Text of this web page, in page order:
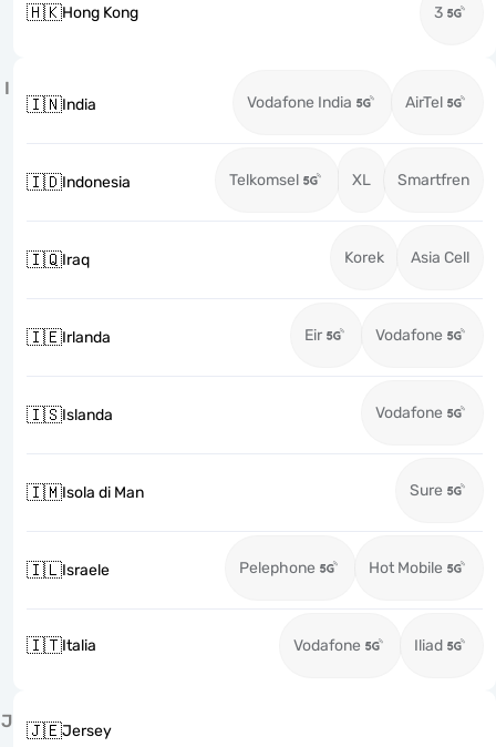
🇭🇰Hong Kong 3
I
🇮🇳India Vodafone India AirTel
🇮🇩Indonesia Telkomsel XL Smartfren
🇮🇶Iraq Korek Asia Cell
🇮🇪Irlanda Eir Vodafone
🇮🇸Islanda Vodafone
🇮🇲Isola di Man Sure
🇮🇱Israele Pelephone Hot Mobile
🇮🇹Italia Vodafone Iliad
J 🇯🇪Jersey